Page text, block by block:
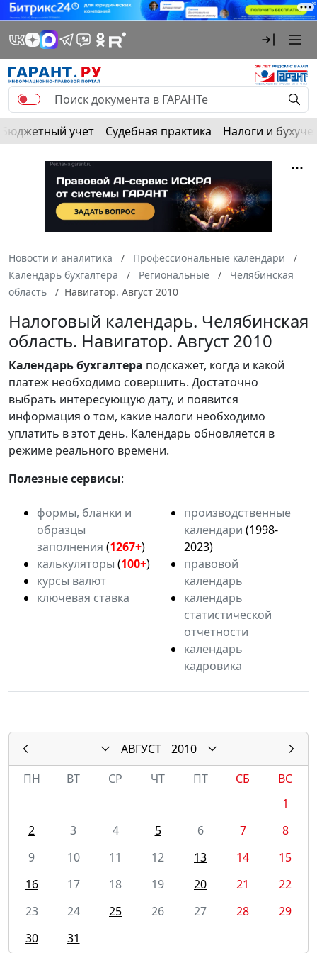
Бюджетный учет Судебная практика Налоги и
Новости и аналитика
Профессиональные календари
Календарь бухгалтера
Региональные
Челябинская
область
Навигатор. Август 2010
Налоговый календарь. Челябинская
область. Навигатор. Август 2010
Календарьбухгалтера подскажет, когда и какой
платеж необходимо совершить. Достаточно
выбрать интересующую дату, и появится
информация о том, какие налоги необходимо
уплатить в этот день. Календарь обновляется в
режиме реального времени.
Полезные сервисы:
формы, бланки и
образцы
заполнения (1267+)
калькуляторы (100+)
курсы валют
ключевая ставка
производственные
календари (1998-
2023)
правовой
календарь
календарь
статистической
отчетности
календарь
кадровика
АВГУСТ
2010
ПН
ВТ СР ЧТ ПТ СБ
ВС
1
2
3 4 5 6 7
8
9
10 11 12 13 14
15
16
17 18 19 20 21
22
23
24 25 26 27 28
29
30
31